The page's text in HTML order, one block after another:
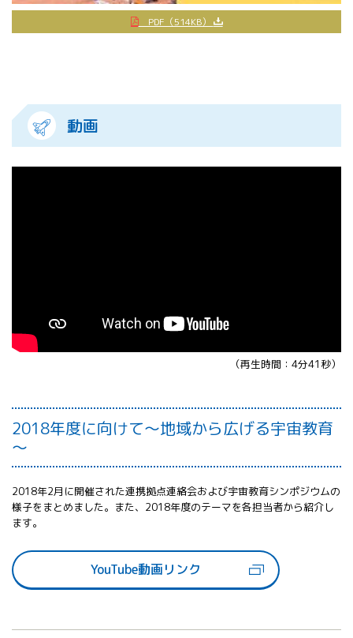
PDF（514KB）
動画
（再生時間：4分41秒）
2018年度に向けて～地域から広げる宇宙教育
～
2018年2月に開催された連携拠点連絡会および宇宙教育シンポジウムの
様子をまとめました。また、2018年度のテーマを各担当者から紹介し
ます。
YouTube動画リンク